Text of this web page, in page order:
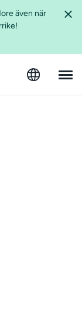
även när